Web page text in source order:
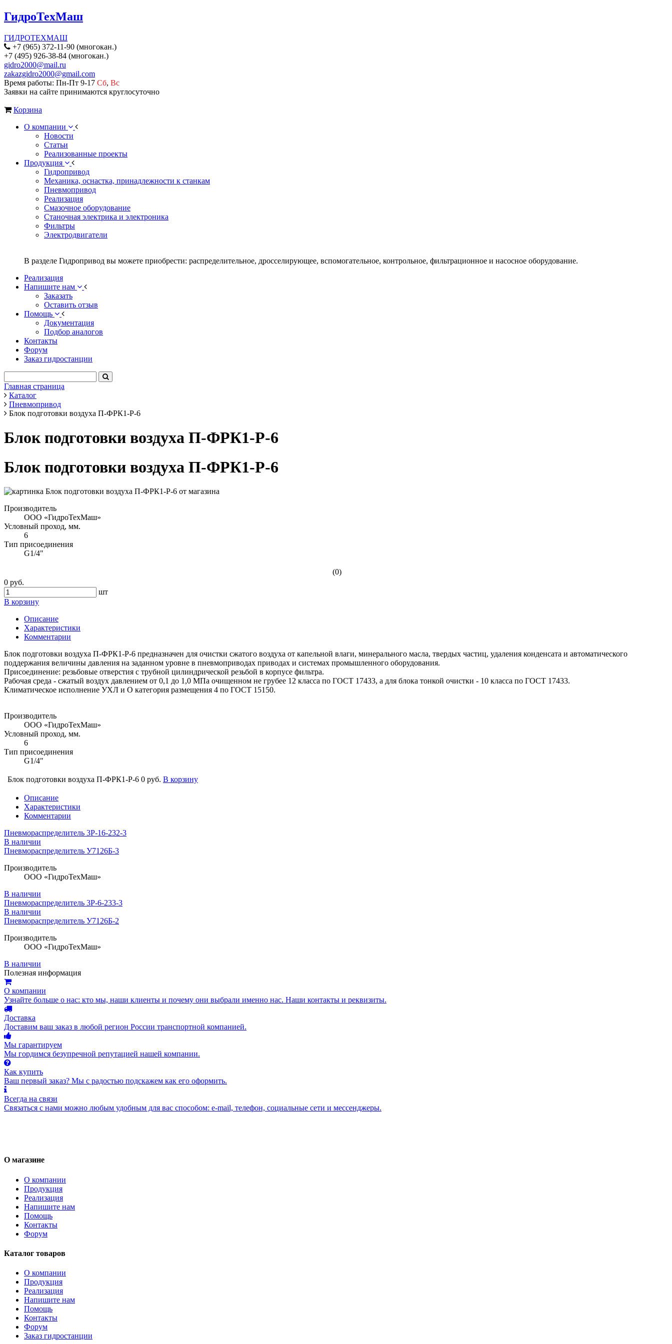
ГидроТехМаш
ГИДРОТЕХМАШ
+7 (965) 372-11-90 (многокан.)
+7 (495) 926-38-84 (многокан.)
gidro2000@mail.ru
zakazgidro2000@gmail.com
Время работы: Пн-Пт 9-17 Сб, Вс
Заявки на сайте принимаются круглосуточно
Корзина
О компании
Новости
Статьи
Реализованные проекты
Продукция
Гидропривод
Механика, оснастка, принадлежности к станкам
Пневмопривод
Реализация
Смазочное оборудование
Станочная электрика и электроника
Фильтры
Электродвигатели
В разделе Гидропривод вы можете приобрести: распределительное, дросселирующее, вспомогательное, контрольное, фильтрационное и насосное оборудование.
Реализация
Напишите нам
Заказать
Оставить отзыв
Помощь
Документация
Подбор аналогов
Контакты
Форум
Заказ гидростанции
Главная страница
Каталог
Пневмопривод
Блок подготовки воздуха П-ФРК1-Р-6
Блок подготовки воздуха П-ФРК1-Р-6
Блок подготовки воздуха П-ФРК1-Р-6
Производитель
ООО «ГидроТехМаш»
Условный проход, мм.
6
Тип присоединения
G1/4"
(0)
0 руб.
шт
В корзину
Описание
Характеристики
Комментарии
Блок подготовки воздуха П-ФРК1-Р-6 предназначен для очистки сжатого воздуха от капельной влаги, минерального масла, твердых частиц, удаления конденсата и автоматического
поддержания величины давления на заданном уровне в пневмоприводах приводах и системах промышленного оборудования.
Присоединение: резьбовые отверстия с трубной цилиндрической резьбой в корпусе фильтра.
Рабочая среда - сжатый воздух давлением от 0,1 до 1,0 МПа очищенном не грубее 12 класса по ГОСТ 17433, а для блока тонкой очистки - 10 класса по ГОСТ 17433.
Климатическое исполнение УХЛ и О категория размещения 4 по ГОСТ 15150.
Производитель
ООО «ГидроТехМаш»
Условный проход, мм.
6
Тип присоединения
G1/4"
Блок подготовки воздуха П-ФРК1-Р-6 0 руб. В корзину
Описание
Характеристики
Комментарии
Пневмораспределитель 3Р-16-232-3
В наличии
Пневмораспределитель У7126Б-3
Производитель
ООО «ГидроТехМаш»
В наличии
Пневмораспределитель 3Р-6-233-3
В наличии
Пневмораспределитель У7126Б-2
Производитель
ООО «ГидроТехМаш»
В наличии
Полезная информация
О компании
Узнайте больше о нас: кто мы, наши клиенты и почему они выбрали именно нас. Наши контакты и реквизиты.
Доставка
Доставим ваш заказ в любой регион России транспортной компанией.
Мы гарантируем
Мы гордимся безупречной репутацией нашей компании.
Как купить
Ваш первый заказ? Мы с радостью подскажем как его оформить.
Всегда на связи
Связаться с нами можно любым удобным для вас способом: e-mail, телефон, социальные сети и мессенджеры.
О магазине
О компании
Продукция
Реализация
Напишите нам
Помощь
Контакты
Форум
Каталог товаров
О компании
Продукция
Реализация
Напишите нам
Помощь
Контакты
Форум
Заказ гидростанции